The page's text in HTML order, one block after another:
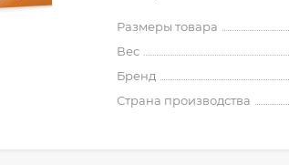
Размеры товара
Вес
Бренд
Страна производства